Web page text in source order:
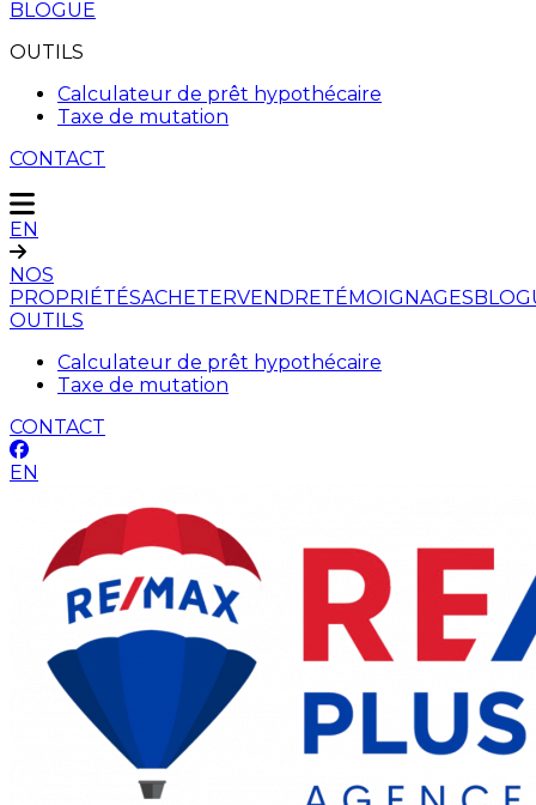
BLOGUE
OUTILS
Calculateur de prêt hypothécaire
Taxe de mutation
CONTACT
EN
NOS
PROPRIÉTÉSACHETERVENDRETÉMOIGNAGES
OUTILS
Calculateur de prêt hypothécaire
Taxe de mutation
CONTACT
EN